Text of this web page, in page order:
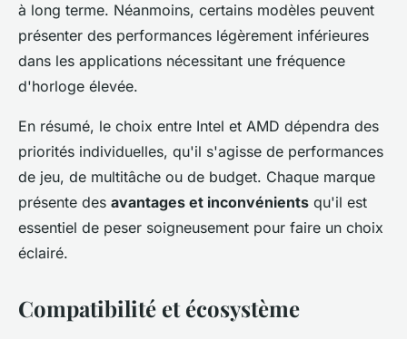
à long terme. Néanmoins, certains modèles peuvent
présenter des performances légèrement inférieures
dans les applications nécessitant une fréquence
d'horloge élevée.
En résumé, le choix entre Intel et AMD dépendra des
priorités individuelles, qu'il s'agisse de performances
de jeu, de multitâche ou de budget. Chaque marque
présente des avantages et inconvénients qu'il est
essentiel de peser soigneusement pour faire un choix
éclairé.
Compatibilité et écosystème